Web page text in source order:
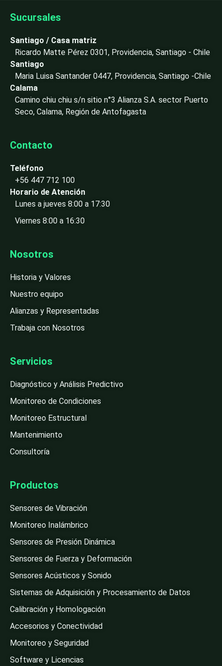
n
i
Sucursales
Santiago / Casa matriz
Ricardo Matte Pérez 0301, Providencia, Santiago - Chile
Santiago
Maria Luisa Santander 0447, Providencia, Santiago -Chile
Calama
Camino chiu chiu s/n sitio n°3 Alianza S.A. sector Puerto
Seco, Calama, Región de Antofagasta
Contacto
Teléfono
+56 447 712 100
Horario de Atención
Lunes a jueves 8:00 a 17:30
Viernes 8:00 a 16:30
Nosotros
Historia y Valores
Nuestro equipo
Alianzas y Representadas
Trabaja con Nosotros
Servicios
Diagnóstico y Análisis Predictivo
Monitoreo de Condiciones
Monitoreo Estructural
Mantenimiento
Consultoría
Productos
Sensores de Vibración
Monitoreo Inalámbrico
Sensores de Presión Dinámica
Sensores de Fuerza y Deformación
Sensores Acústicos y Sonido
Sistemas de Adquisición y Procesamiento de Datos
Calibración y Homologación
Accesorios y Conectividad
Monitoreo y Seguridad
Software y Licencias